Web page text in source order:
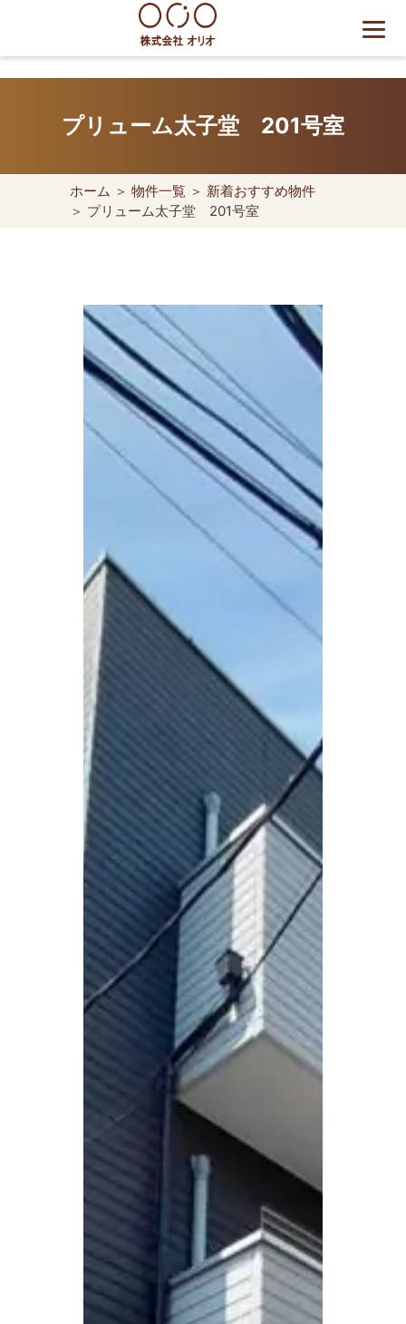
content
世田谷区の相続・空き家・借
却・買取は株式会社Orio
プリューム太子堂 201号室
ホーム ＞ 物件一覧 ＞ 新着おすすめ物件
＞ プリューム太子堂 201号室